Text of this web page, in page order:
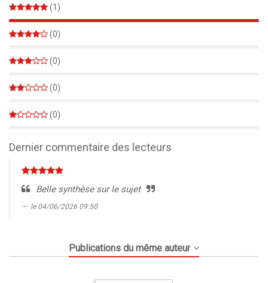
(1)
100%
(0)
(0)
(0)
(0)
Dernier commentaire des lecteurs
Belle synthèse sur le sujet
le 04/06/2026 09:50
Publications du même auteur